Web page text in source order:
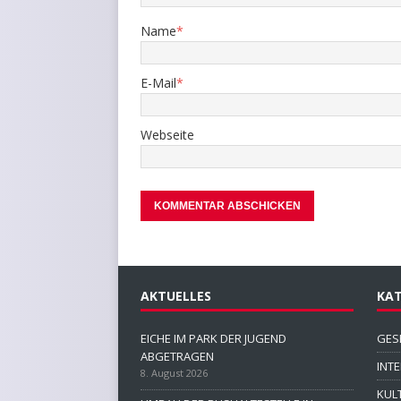
Name*
E-Mail*
Webseite
AKTUELLES
EICHE IM PARK DER JUGEND
ABGETRAGEN
8. August 2026